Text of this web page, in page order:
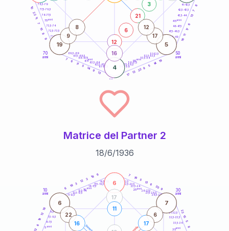
50
anni
60
70
anni
41-42,5
42,5-43,5
43,5-44
46-47,5
47,5-48,5
48,5-49
51-52,5
52,5-53,5
53,5-54
56-57,5
57,5-58,5
58,5-59
61-62,5
62,5-63,5
63,5-64
66-67,5
67,5-68,5
68,5-69
71-72,5
72,5-73,5
73,5-74
76-77,5
77,5-78,5
78,5-79 8
7
13
6
17
11
16
19
14
5
9
22
13
17
13
9
14
5
11
6
7
9
8
15
7
11
22
10
4
19 5
12
6
21
3
16
9
8
17
12
45anni
55anni
65anni
75anni
Matrice del Partner 2
18/6/1936
10
anni
30
anni
6-7,5
7,5-8,5
8,5-9
11-12,5
12,5-13,5
13,5-14
16-17,5
17,5-18,5
18,5-19 21-22,5
22,5-23,5
23,5-24
26-27,5
27,5-28,5
28,5-29
31-32,5
32,5-33,5
33,5-34
12
6
18
12
18
6
18 3
12
3
18 6 7
19 5
13
6
20
9
22
15
5
8
6
6 7
17
11
22
16
6
17
5anni
15 anni 25anni
35anni